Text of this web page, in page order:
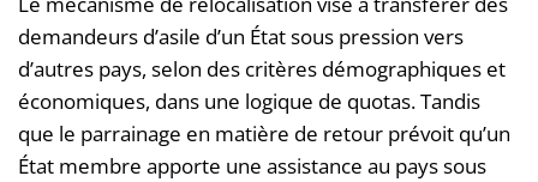
demandeurs d’asile d’un État sous pression vers
d’autres pays, selon des critères démographiques et
économiques, dans une logique de quotas. Tandis
que le parrainage en matière de retour prévoit qu’un
État membre apporte une assistance au pays sous